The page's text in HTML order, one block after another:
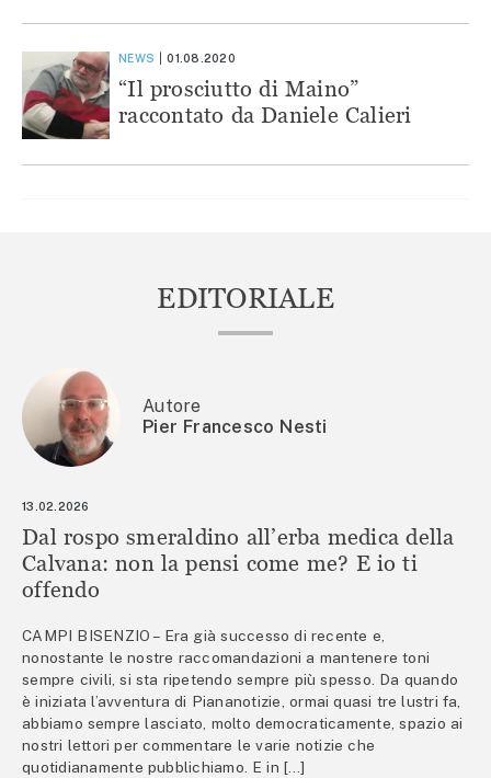
NEWS 01.08.2020
“Il prosciutto di Maino”
raccontato da Daniele Calieri
EDITORIALE
Autore
Pier Francesco Nesti
13.02.2026
Dal rospo smeraldino all’erba medica della
Calvana: non la pensi come me? E io ti
offendo
CAMPI BISENZIO – Era già successo di recente e,
nonostante le nostre raccomandazioni a mantenere toni
sempre civili, si sta ripetendo sempre più spesso. Da quando
è iniziata l’avventura di Piananotizie, ormai quasi tre lustri fa,
abbiamo sempre lasciato, molto democraticamente, spazio ai
nostri lettori per commentare le varie notizie che
quotidianamente pubblichiamo. E in […]